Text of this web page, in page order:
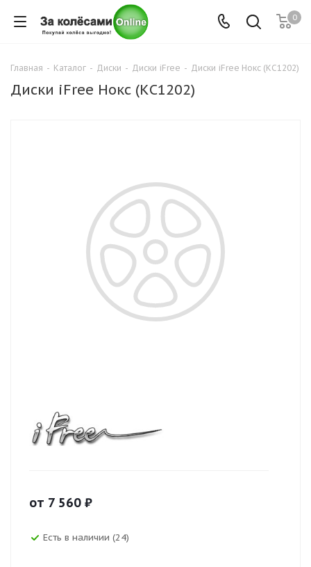
0
Главная - Каталог - Диски - Диски iFree - Диски iFree Нокс (КС1202)
Диски iFree Нокс (КС1202)
от 7 560 ₽
Есть в наличии (24)